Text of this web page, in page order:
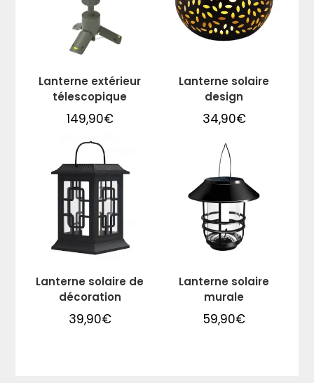
Lanterne extérieur
télescopique
149,90€
Lanterne solaire
design
34,90€
Lanterne solaire de
décoration
39,90€
Lanterne solaire
murale
59,90€